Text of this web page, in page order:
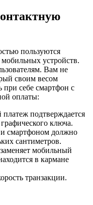
пользуются
устройств.
Вам не
своим весом
при себе смартфон с
оплаты:
подтверждается
ключа.
смартфоном должно
сантиметров.
мобильный
в кармане
транзакции.